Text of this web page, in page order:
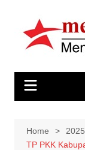
content
Home 2025
TP PKK